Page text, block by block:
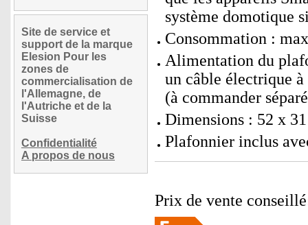
Site de service et
support de la marque
Elesion Pour les
zones de
commercialisation de
l'Allemagne, de
l'Autriche et de la
Suisse
Confidentialité
A propos de nous
système domotique
Consommation :
Alimentation du
un câble électrique
(à commander
Dimensions : 52 x
Plafonnier inclus
Prix de vente